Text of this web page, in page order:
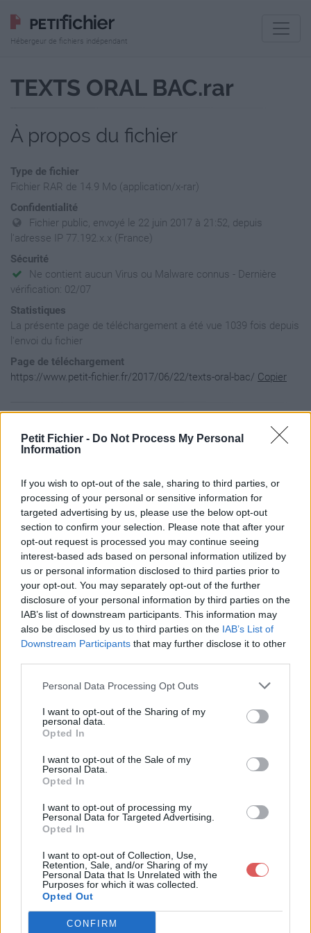
Petit Fichier - Do Not Process My Personal
Information
If you wish to opt-out of the sale, sharing to third parties, or
processing of your personal or sensitive information for
targeted advertising by us, please use the below opt-out
section to confirm your selection. Please note that after your
opt-out request is processed you may continue seeing
interest-based ads based on personal information utilized by
us or personal information disclosed to third parties prior to
your opt-out. You may separately opt-out of the further
disclosure of your personal information by third parties on the
IAB’s list of downstream participants. This information may
also be disclosed by us to third parties on the IAB’s List of
Downstream Participants that may further disclose it to other
Personal Data Processing Opt Outs
I want to opt-out of the Sharing of my
personal data.
Opted In
I want to opt-out of the Sale of my
Personal Data.
Opted In
I want to opt-out of processing my
Personal Data for Targeted Advertising.
Opted In
I want to opt-out of Collection, Use,
Retention, Sale, and/or Sharing of my
Personal Data that Is Unrelated with the
Purposes for which it was collected.
Opted Out
CONFIRM
Hébergeur de fichiers indépendant
TEXTS ORAL BAC.rar
À propos du fichier
Type de fichier
Fichier RAR de 14.9 Mo (application/x-rar)
Confidentialité
Fichier public, envoyé le 22 juin 2017 à 21:52, depuis
l'adresse IP 77.192.x.x (France)
Sécurité
Ne contient aucun Virus ou Malware connus - Dernière
vérification: 02/07
Statistiques
La présente page de téléchargement a été vue 1039 fois depuis
l'envoi du fichier
Page de téléchargement
https://www.petit-fichier.fr/2017/06/22/texts-oral-bac/ Copier
TEXTS ORAL BAC / SEQ1 / S?q I texte 2.jpg
TEXTS ORAL BAC / SEQ1 / S?q I texte 3.jpg
TEXTS ORAL BAC / SEQ2 / Gaud?, Le soleil des Scorta 1.jpg
TEXTS ORAL BAC / SEQ2 / Gaud?, Le soleil des Scorta 2.jpg
TEXTS ORAL BAC / SEQ2 / Gaud?, Le soleil des Scorta 3.jpg
TEXTS ORAL BAC / SEQ2 / Gaud?, Le soleil des Scorta 4.jpg
TEXTS ORAL BAC / SEQ3 / L'?cume des jours.odt
TEXTS ORAL BAC / SEQ3 / Melancholia.odt
TEXTS ORAL BAC / SEQ4 / Ch. IV.jpg
TEXTS ORAL BAC / SEQ4 / Ch. Premier.jpg
TEXTS ORAL BAC / SEQ4 / Ch. VII.jpg
TEXTS ORAL BAC / SEQ5 / Rhinoc?ros.jpg
TEXTS ORAL BAC / SEQ5 / Tartuffe.jpg
TEXTS ORAL BAC / SEQ5 / Ubu Roi.jpg
TEXTS ORAL BAC / SEQ6 / Roberto Zucco (1).jpg
TEXTS ORAL BAC / SEQ6 / Roberto Zucco (2).jpg
TEXTS ORAL BAC / SEQ7 / seq VII texte 1.jpg
TEXTS ORAL BAC / SEQ7 / seq VII texte 3.jpg
TEXTS ORAL BAC / SEQ1
TEXTS ORAL BAC / SEQ2
TEXTS ORAL BAC / SEQ4
TEXTS ORAL BAC / SEQ5
TEXTS ORAL BAC / SEQ6
Partager le fichier TEXTS ORAL
BAC.rar sur le Web et les
réseaux sociaux:
Télécharger le fichier TEXTS OR
AL BAC.rar